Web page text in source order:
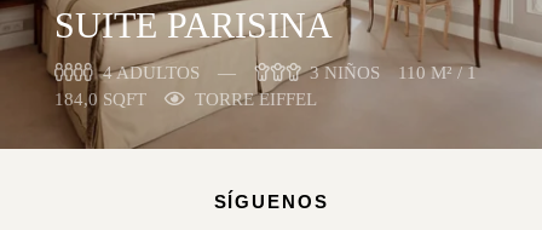
SUITE PARISINA
4 ADULTOS 3 NIÑOS
110 M² / 1
184,0 SQFT
TORRE EIFFEL
SÍGUENOS